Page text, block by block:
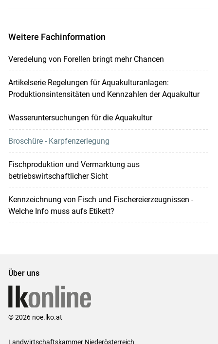
Weitere Fachinformation
Veredelung von Forellen bringt mehr Chancen
Artikelserie Regelungen für Aquakulturanlagen:
Produktionsintensitäten und Kennzahlen der Aquakultur
Wasseruntersuchungen für die Aquakultur
Broschüre - Karpfenzerlegung
Fischproduktion und Vermarktung aus
betriebswirtschaftlicher Sicht
Kennzeichnung von Fisch und Fischereierzeugnissen -
Welche Info muss aufs Etikett?
Über uns
© 2026 noe.lko.at
Landwirtschaftskammer Niederösterreich